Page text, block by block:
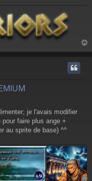
a
je l'avais modifier
faire plus ange +
au sprite de base) ^^